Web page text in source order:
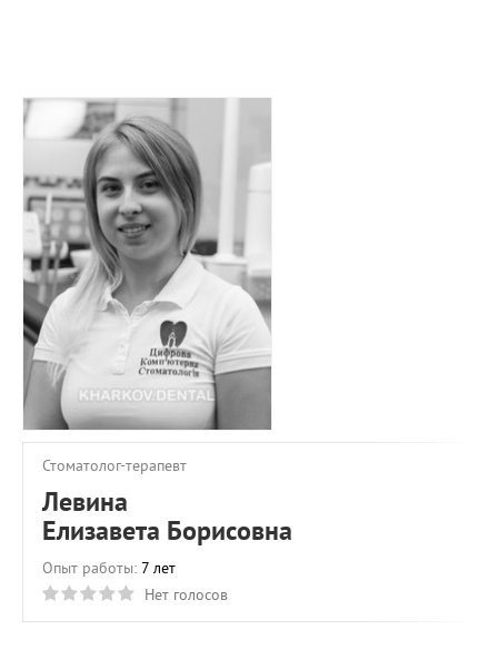
О ПРОЕКТЕ
ОБРАТНАЯ СВЯЗЬ
Стоматолог-терапевт
Левина
Елизавета Борисовна
Опыт работы: 7 лет
Нет голосов